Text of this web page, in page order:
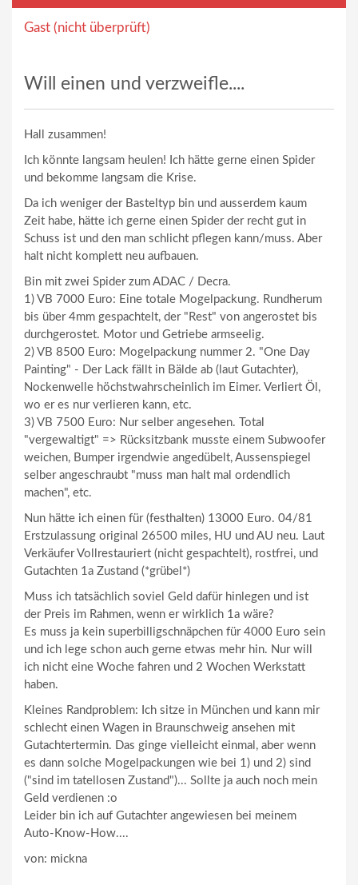
Gast (nicht überprüft)
Will einen und verzweifle....
Hall zusammen!
Ich könnte langsam heulen! Ich hätte gerne einen Spider
und bekomme langsam die Krise.
Da ich weniger der Basteltyp bin und ausserdem kaum
Zeit habe, hätte ich gerne einen Spider der recht gut in
Schuss ist und den man schlicht pflegen kann/muss. Aber
halt nicht komplett neu aufbauen.
Bin mit zwei Spider zum ADAC / Decra.
1) VB 7000 Euro: Eine totale Mogelpackung. Rundherum
bis über 4mm gespachtelt, der "Rest" von angerostet bis
durchgerostet. Motor und Getriebe armseelig.
2) VB 8500 Euro: Mogelpackung nummer 2. "One Day
Painting" - Der Lack fällt in Bälde ab (laut Gutachter),
Nockenwelle höchstwahrscheinlich im Eimer. Verliert Öl,
wo er es nur verlieren kann, etc.
3) VB 7500 Euro: Nur selber angesehen. Total
"vergewaltigt" => Rücksitzbank musste einem Subwoofer
weichen, Bumper irgendwie angedübelt, Aussenspiegel
selber angeschraubt "muss man halt mal ordendlich
machen", etc.
Nun hätte ich einen für (festhalten) 13000 Euro. 04/81
Erstzulassung original 26500 miles, HU und AU neu. Laut
Verkäufer Vollrestauriert (nicht gespachtelt), rostfrei, und
Gutachten 1a Zustand (*grübel*)
Muss ich tatsächlich soviel Geld dafür hinlegen und ist
der Preis im Rahmen, wenn er wirklich 1a wäre?
Es muss ja kein superbilligschnäpchen für 4000 Euro sein
und ich lege schon auch gerne etwas mehr hin. Nur will
ich nicht eine Woche fahren und 2 Wochen Werkstatt
haben.
Kleines Randproblem: Ich sitze in München und kann mir
schlecht einen Wagen in Braunschweig ansehen mit
Gutachtertermin. Das ginge vielleicht einmal, aber wenn
es dann solche Mogelpackungen wie bei 1) und 2) sind
("sind im tatellosen Zustand")... Sollte ja auch noch mein
Geld verdienen :o
Leider bin ich auf Gutachter angewiesen bei meinem
Auto-Know-How....
von: mickna